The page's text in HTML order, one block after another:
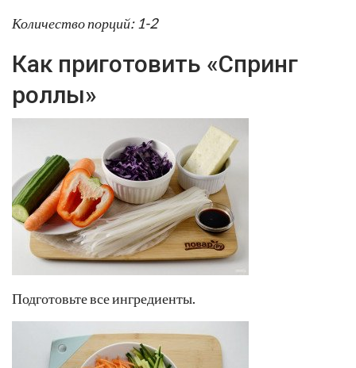
Количество порций: 1-2
Как приготовить «Спринг
роллы»
Подготовьте все ингредиенты.